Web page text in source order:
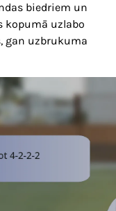
biedriem un
kopumā uzlabo
gan uzbrukuma